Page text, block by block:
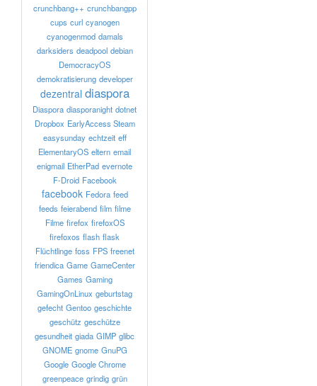
crunchbang++ crunchbangpp
cups curl cyanogen
cyanogenmod damals
darksiders deadpool debian
DemocracyOS
demokratisierung developer
dezentral diaspora
Diaspora diasporanight dotnet
Dropbox EarlyAccess Steam
easysunday echtzeit eff
ElementaryOS eltern email
enigmail EtherPad evernote
F-Droid Facebook
facebook Fedora feed
feeds feierabend film filme
Filme firefox firefoxOS
firefoxos flash flask
Flüchtlinge foss FPS freenet
friendica Game GameCenter
Games Gaming
GamingOnLinux geburtstag
gefecht Gentoo geschichte
geschütz geschütze
gesundheit giada GIMP glibc
GNOME gnome GnuPG
Google Google Chrome
greenpeace grindig grün